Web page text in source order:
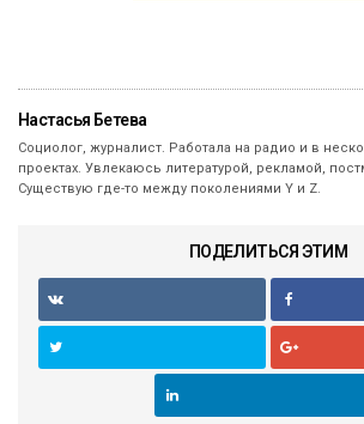
Настасья Бетева
Социолог, журналист. Работала на радио и в
проектах. Увлекаюсь литературой, рекламой,
Существую где-то между поколениями Y и Z.
ПОДЕЛИТЬСЯ ЭТИМ